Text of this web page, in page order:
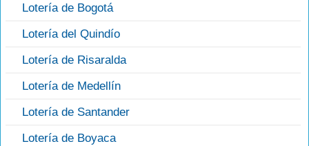
Lotería de Bogotá
Lotería del Quindío
Lotería de Risaralda
Lotería de Medellín
Lotería de Santander
Lotería de Boyaca